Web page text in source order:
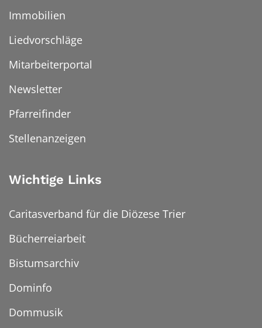
Immobilien
Liedvorschläge
Mitarbeiterportal
Newsletter
Pfarreifinder
Stellenanzeigen
Wichtige Links
Caritasverband für die Diözese Trier
Bücherreiarbeit
Bistumsarchiv
Dominfo
Dommusik